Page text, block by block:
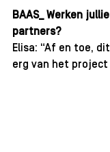
BAAS_ Werken
partners?
Elisa: “Af en toe,
erg van het project